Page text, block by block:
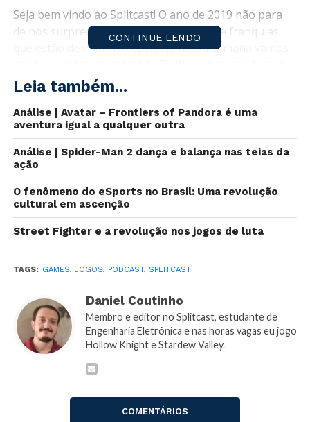
Seja bem vindo ao Splitcast! O ano de 2019 não para
de nos surpreender com ótimos jogos de franquias
que estão de volta. No episódio dessa semana vamos
com Filipe Gon e assim conseguir poder o suficiente
verdadeira forma de cada um.
CONTINUE LENDO
Leia também...
Análise | Avatar – Frontiers of Pandora é uma
aventura igual a qualquer outra
Análise | Spider-Man 2 dança e balança nas teias da
ação
O fenômeno do eSports no Brasil: Uma revolução
cultural em ascenção
Street Fighter e a revolução nos jogos de luta
TAGS: GAMES, JOGOS, PODCAST, SPLITCAST
Daniel Coutinho
Membro e editor no Splitcast, estudante de
Engenharia Eletrônica e nas horas vagas eu jogo
Hollow Knight e Stardew Valley.
COMENTÁRIOS